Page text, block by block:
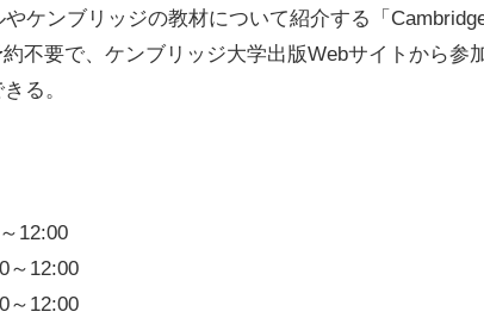
ケンブリッジの教材について紹介する「
不要で、ケンブリッジ大学出版Webサイトから参
る。
12:00
～12:00
～12:00